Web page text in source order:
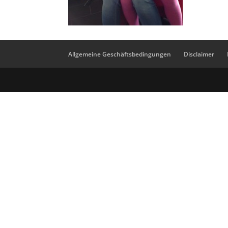
Allgemeine Geschäftsbedingungen Disclaimer